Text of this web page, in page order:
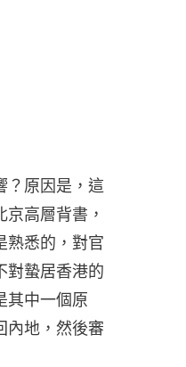
？原因是，這
高層背書，
熟悉的，對官
對蟄居香港的
其中一個原
內地，然後審